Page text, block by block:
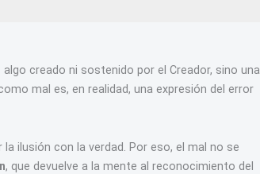
algo creado ni sostenido por el Creador, sino una
mal es, en realidad, una expresión del error
ilusión con la verdad. Por eso, el mal no se
, que devuelve a la mente al reconocimiento del